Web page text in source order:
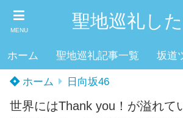
MENU 聖地巡礼し
ホーム 聖地巡礼記事一覧 坂道
ホーム 日向坂46
世界にはThank you！が溢れて